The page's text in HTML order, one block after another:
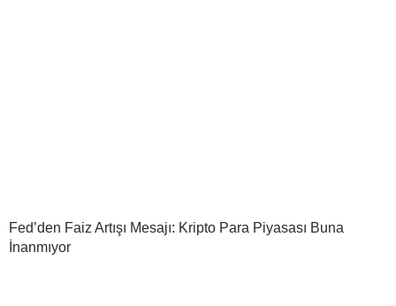
Fed’den Faiz Artışı Mesajı: Kripto Para Piyasası Buna
İnanmıyor